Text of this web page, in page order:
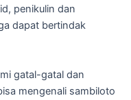
penikulin dan
dapat bertindak
gatal-gatal dan
mengenali sambiloto